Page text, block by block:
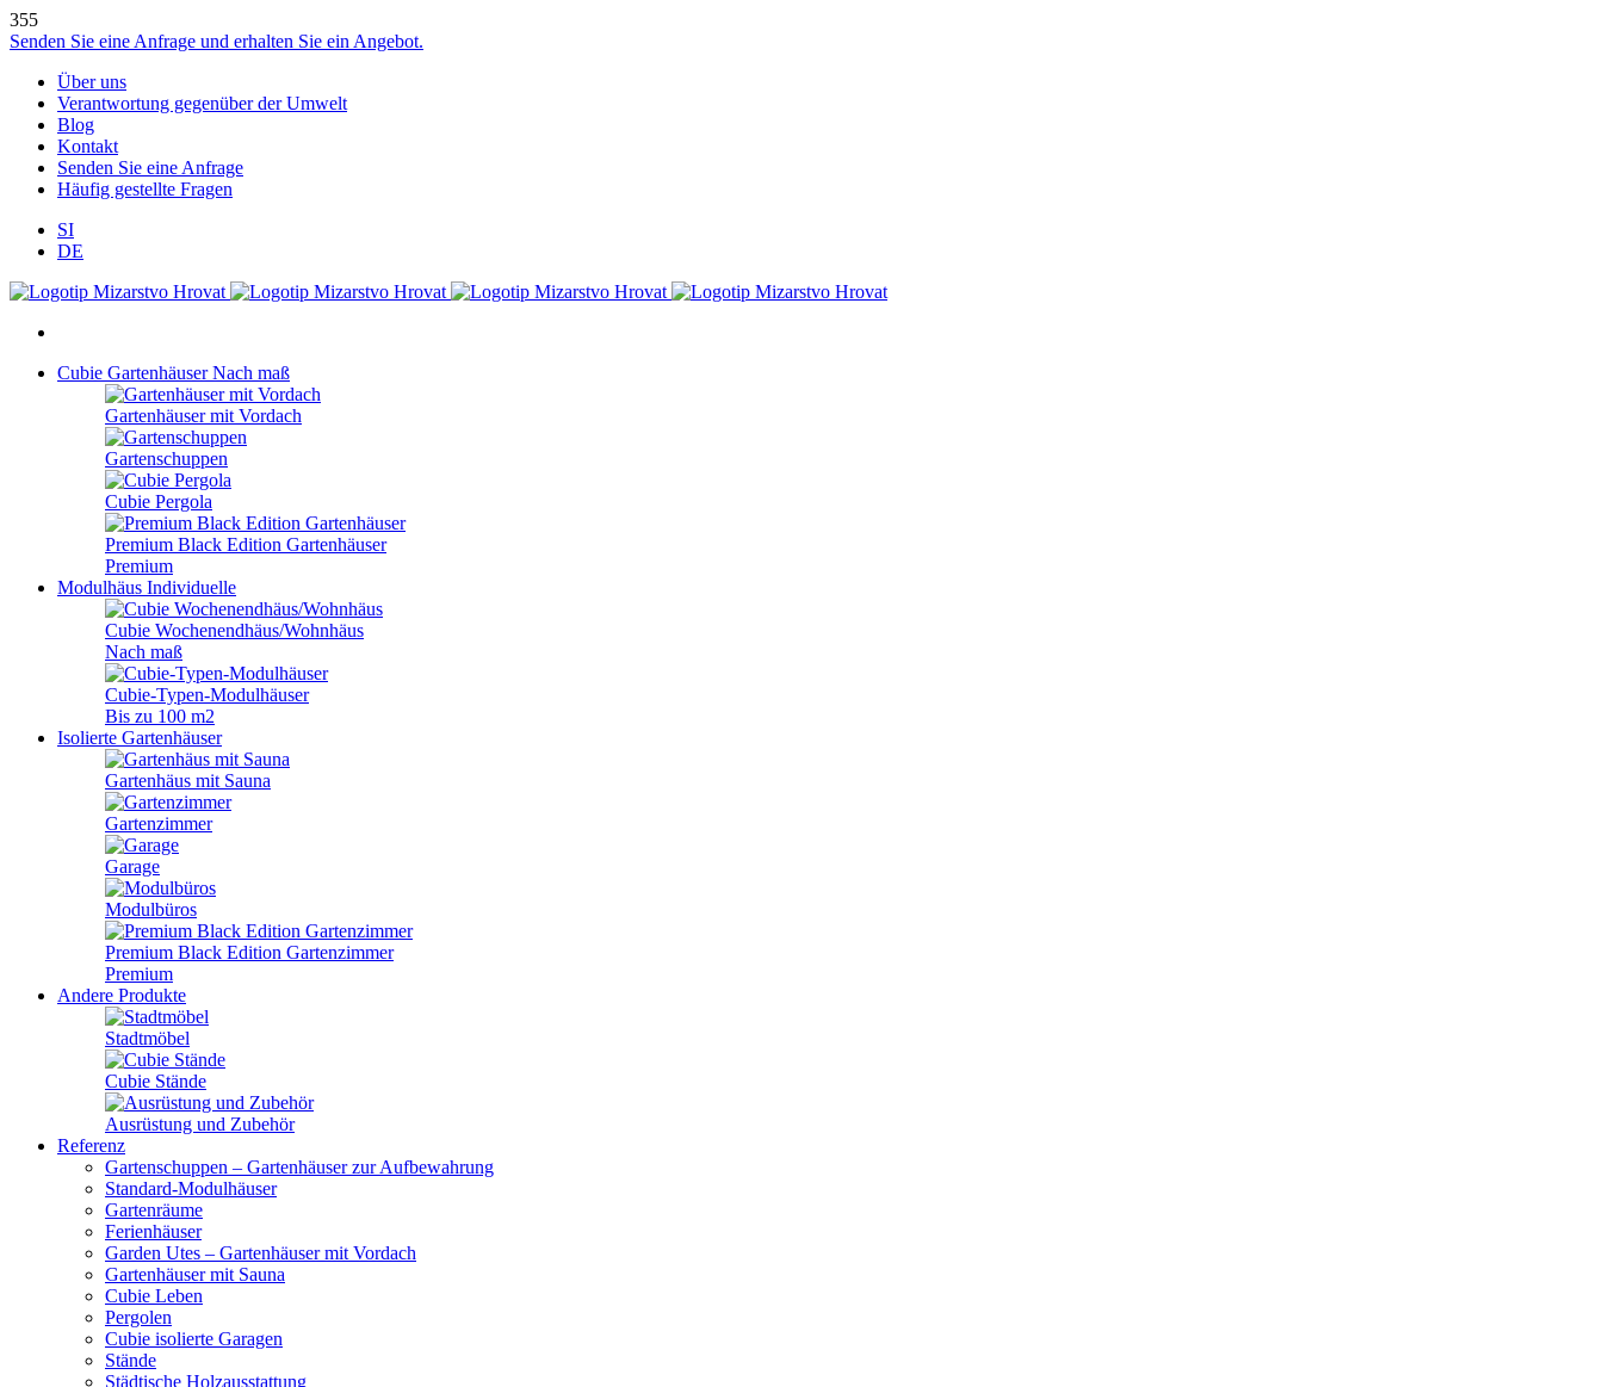
355
Senden Sie eine Anfrage und erhalten Sie ein Angebot.
Über uns
Verantwortung gegenüber der Umwelt
Blog
Kontakt
Senden Sie eine Anfrage
Häufig gestellte Fragen
SI
DE
Cubie GartenhäuserNach maß
Gartenhäuser mit Vordach
Gartenschuppen
Cubie Pergola
Premium Black Edition Gartenhäuser
Premium
Modulhäus Individuelle
Cubie Wochenendhäus/Wohnhäus
Nach maß
Cubie-Typen-Modulhäuser
Bis zu 100 m2
Isolierte Gartenhäuser
Gartenhäus mit Sauna
Gartenzimmer
Garage
Modulbüros
Premium Black Edition Gartenzimmer
Premium
Andere Produkte
Stadtmöbel
Cubie Stände
Ausrüstung und Zubehör
Referenz
Gartenschuppen – Gartenhäuser zur Aufbewahrung
Standard-Modulhäuser
Gartenräume
Ferienhäuser
Garden Utes – Gartenhäuser mit Vordach
Gartenhäuser mit Sauna
Cubie Leben
Pergolen
Cubie isolierte Garagen
Stände
Städtische Holzausstattung